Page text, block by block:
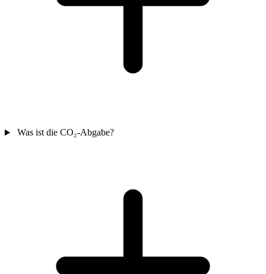
Was ist die CO₂-Abgabe?